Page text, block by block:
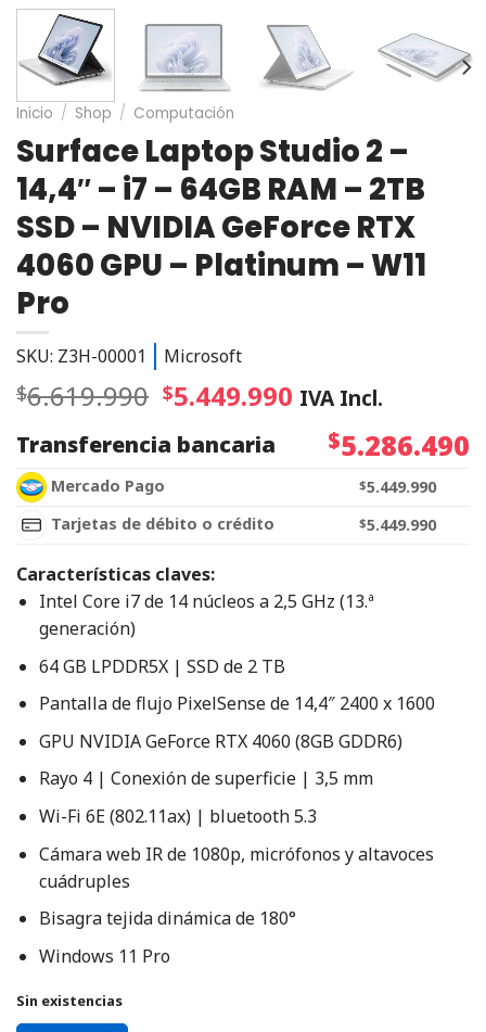
Inicio / Shop / Computación
Surface Laptop Studio 2 –
14,4″ – i7 – 64GB RAM – 2TB
SSD – NVIDIA GeForce RTX
4060 GPU – Platinum – W11
Pro
SKU: Z3H-00001 Microsoft
$6.619.990 $5.449.990 IVA Incl.
Transferencia bancaria
$5.286.490
Mercado Pago $5.449.990
Tarjetas de débito o crédito
$5.449.990
Características claves:
Intel Core i7 de 14 núcleos a 2,5 GHz (13.ª
generación)
64 GB LPDDR5X | SSD de 2 TB
Pantalla de flujo PixelSense de 14,4″ 2400 x 1600
GPU NVIDIA GeForce RTX 4060 (8GB GDDR6)
Rayo 4 | Conexión de superficie | 3,5 mm
Wi-Fi 6E (802.11ax) | bluetooth 5.3
Cámara web IR de 1080p, micrófonos y altavoces
cuádruples
Bisagra tejida dinámica de 180°
Windows 11 Pro
Sin existencias